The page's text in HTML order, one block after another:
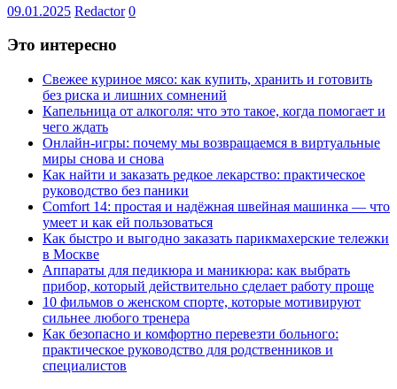
09.01.2025 Redactor 0
Это интересно
Свежее куриное мясо: как купить, хранить и готовить
без риска и лишних сомнений
Капельница от алкоголя: что это такое, когда помогает и
чего ждать
Онлайн-игры: почему мы возвращаемся в виртуальные
миры снова и снова
Как найти и заказать редкое лекарство: практическое
руководство без паники
Comfort 14: простая и надёжная швейная машинка — что
умеет и как ей пользоваться
Как быстро и выгодно заказать парикмахерские тележки
в Москве
Аппараты для педикюра и маникюра: как выбрать
прибор, который действительно сделает работу проще
10 фильмов о женском спорте, которые мотивируют
сильнее любого тренера
Как безопасно и комфортно перевезти больного:
практическое руководство для родственников и
специалистов